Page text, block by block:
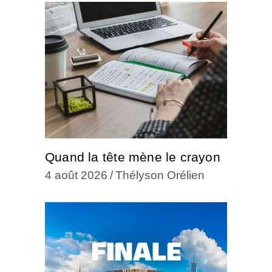
Quand la tête mène le crayon
4 août 2026 Thélyson Orélien